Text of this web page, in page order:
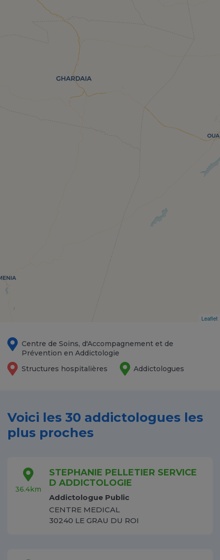
Leaflet
Centre de Soins, d'Accompagnement et de
Prévention en Addictologie
Structures hospitalières
Addictologues
Voici les 30 addictologues les
plus proches
36.4km
STEPHANIE PELLETIER SERVICE
D ADDICTOLOGIE
Addictologue Public
CENTRE MEDICAL
30240 LE GRAU DU ROI